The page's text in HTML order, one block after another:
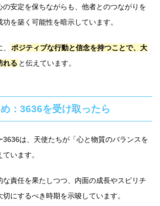
の安定を保ちながらも、他者とのつながりを
を築く可能性を暗示しています。
ポジティブな行動と信念を持つことで、大
れる と伝えています。
め：3636を受け取ったら
3636は、天使たちが「心と物質のバランスを
います。
な責任を果たしつつ、内面の成長やスピリチ
にするべき時期を示唆しています。